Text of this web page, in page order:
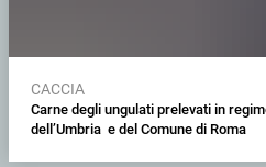
CACCIA
Carne degli ungulati prelevati in
dell’Umbria e del Comune di Roma